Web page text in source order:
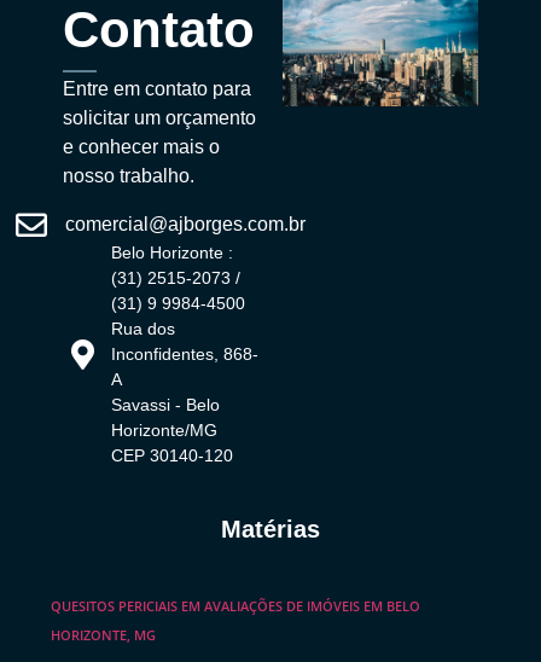
Contato
Entre em contato para
solicitar um orçamento
e conhecer mais o
nosso trabalho.
comercial@ajborges.com.br
Belo Horizonte :
(31) 2515-2073 /
(31) 9 9984-4500
Rua dos
Inconfidentes, 868-
A
Savassi - Belo
Horizonte/MG
CEP 30140-120
Matérias
QUESITOS PERICIAIS EM AVALIAÇÕES DE IMÓVEIS EM BELO
HORIZONTE, MG